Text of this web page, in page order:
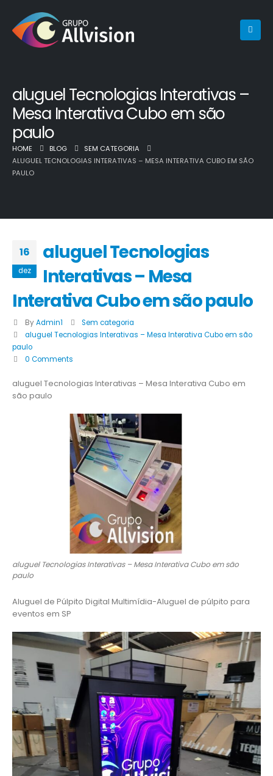
aluguel Tecnologias Interativas –
Mesa Interativa Cubo em são
paulo
HOME BLOG
SEM CATEGORIA
ALUGUEL TECNOLOGIAS INTERATIVAS – MESA INTERATIVA CUBO EM SÃO
PAULO
16
dez
aluguel Tecnologias
Interativas – Mesa
Interativa Cubo em são paulo
By Admin1
Sem categoria
aluguel Tecnologias Interativas – Mesa Interativa Cubo em são
paulo
0 Comments
aluguel Tecnologias Interativas – Mesa Interativa Cubo em
são paulo
aluguel Tecnologias Interativas – Mesa Interativa Cubo em são
paulo
Aluguel de Púlpito Digital Multimídia-Aluguel de púlpito para
eventos em SP